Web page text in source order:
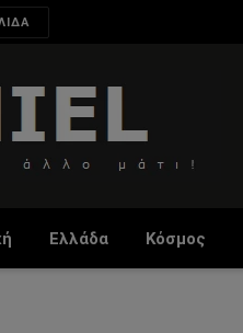
Ελλάδα Κόσμος